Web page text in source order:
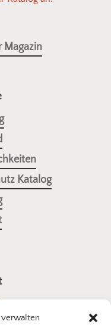
Magazin
Katalog
10